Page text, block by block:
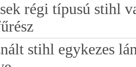
régi típusú stihl
stihl egykezes